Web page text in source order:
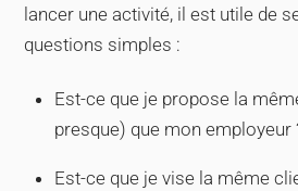
lancer une activité, il est utile de
questions simples :
Est-ce que je propose la
presque) que mon employeur
Est-ce que je vise la même